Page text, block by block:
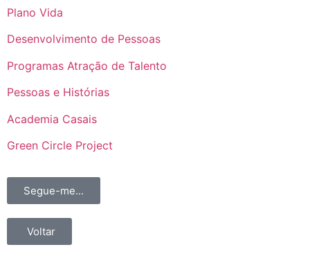
Plano Vida
Desenvolvimento de Pessoas
Programas Atração de Talento
Pessoas e Histórias
Academia Casais
Green Circle Project
Segue-me...
Voltar